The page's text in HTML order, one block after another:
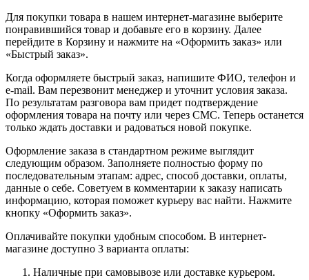
Для покупки товара в нашем интернет-магазине выберите
понравившийся товар и добавьте его в корзину. Далее
перейдите в Корзину и нажмите на «Оформить заказ» или
«Быстрый заказ».
Когда оформляете быстрый заказ, напишите ФИО, телефон и
e-mail. Вам перезвонит менеджер и уточнит условия заказа.
По результатам разговора вам придет подтверждение
оформления товара на почту или через СМС. Теперь останется
только ждать доставки и радоваться новой покупке.
Оформление заказа в стандартном режиме выглядит
следующим образом. Заполняете полностью форму по
последовательным этапам: адрес, способ доставки, оплаты,
данные о себе. Советуем в комментарии к заказу написать
информацию, которая поможет курьеру вас найти. Нажмите
кнопку «Оформить заказ».
Оплачивайте покупки удобным способом. В интернет-
магазине доступно 3 варианта оплаты:
Наличные при самовывозе или доставке курьером.